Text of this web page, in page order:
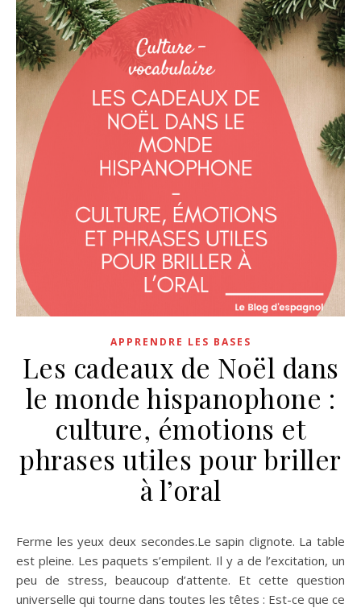
APPRENDRE LES BASES
Les cadeaux de Noël dans
le monde hispanophone :
culture, émotions et
phrases utiles pour briller
à l’oral
Ferme les yeux deux secondes.Le sapin clignote. La table
est pleine. Les paquets s’empilent. Il y a de l’excitation, un
peu de stress, beaucoup d’attente. Et cette question
universelle qui tourne dans toutes les têtes : Est-ce que ce